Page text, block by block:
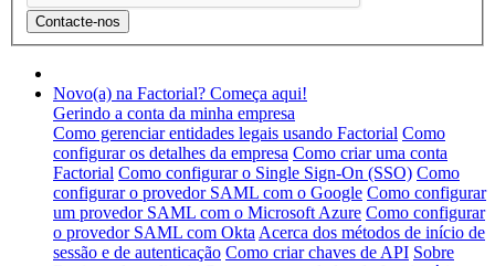
Novo(a) na Factorial? Começa aqui!
Gerindo a conta da minha empresa
Como gerenciar entidades legais usando Factorial Como
configurar os detalhes da empresa Como criar uma conta
Factorial Como configurar o Single Sign-On (SSO) Como
configurar o provedor SAML com o Google Como configurar
um provedor SAML com o Microsoft Azure Como configurar
o provedor SAML com Okta Acerca dos métodos de início de
sessão e de autenticação Como criar chaves de API Sobre